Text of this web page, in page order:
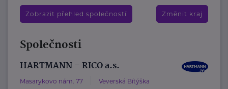
Zobrazit přehled společností Změnit kraj
Společnosti
HARTMANN – RICO a.s.
Masarykovo nám. 77 Veverská Bítýška